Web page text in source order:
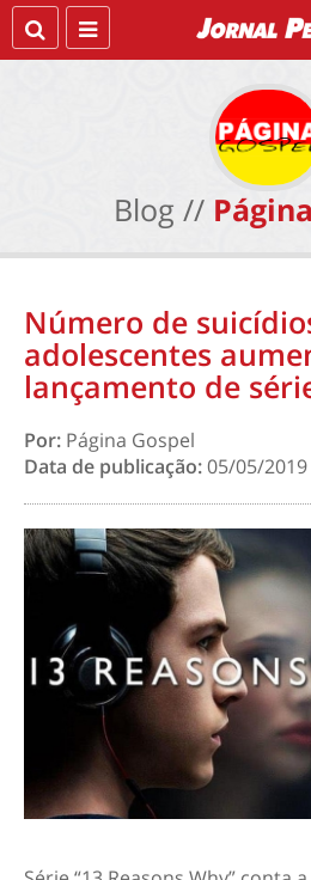
Blog //
Número de
adolescentes
lançamento de
Por: Página Gospel
Data de publicação:05/05/2019